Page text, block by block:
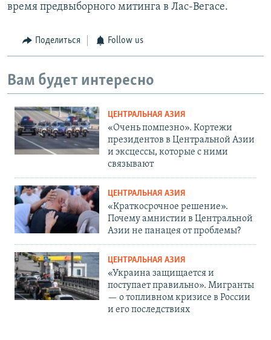
время предвыборного митинга в Лас-Вегасе.
Поделиться Follow us
Вам будет интересно
ЦЕНТРАЛЬНАЯ АЗИЯ
«Очень помпезно». Кортежи
президентов в Центральной Азии
и эксцессы, которые с ними
связывают
ЦЕНТРАЛЬНАЯ АЗИЯ
«Краткосрочное решение».
Почему амнистии в Центральной
Азии не панацея от проблемы?
ЦЕНТРАЛЬНАЯ АЗИЯ
«Украина защищается и
поступает правильно». Мигранты
— о топливном кризисе в России
и его последствиях